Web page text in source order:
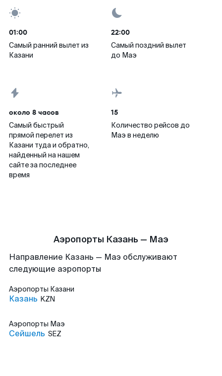
01:00
Самый ранний вылет из
Казани
22:00
Самый поздний вылет
до Маэ
около 8 часов
Самый быстрый
прямой перелет из
Казани туда и обратно,
найденный на нашем
сайте за последнее
время
15
Количество рейсов до
Маэ в неделю
Аэропорты Казань — Маэ
Направление Казань — Маэ обслуживают
следующие аэропорты
Аэропорты Казани
Казань KZN
Аэропорты Маэ
Сейшель SEZ